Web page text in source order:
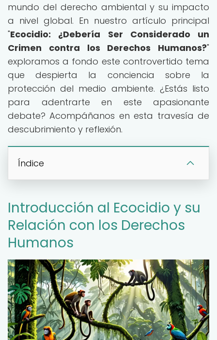
mundo del derecho ambiental y su impacto
a nivel global. En nuestro artículo principal
"Ecocidio: ¿Debería Ser Considerado un
Crimen contra los Derechos Humanos?"
exploramos a fondo este controvertido tema
que despierta la conciencia sobre la
protección del medio ambiente. ¿Estás listo
para adentrarte en este apasionante
debate? Acompáñanos en esta travesía de
descubrimiento y reflexión.
Índice
Introducción al Ecocidio y su
Relación con los Derechos
Humanos